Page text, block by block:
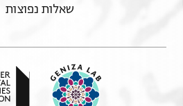
שאלות נפוצות